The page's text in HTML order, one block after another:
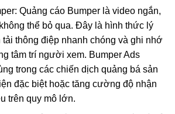
Quảng cáo Bumper là video ngắn,
thể bỏ qua. Đây là hình thức lý
thông điệp nhanh chóng và ghi nhớ
tâm trí người xem. Bumper Ads
trong các chiến dịch quảng bá sản
đặc biệt hoặc tăng cường độ nhận
trên quy mô lớn.